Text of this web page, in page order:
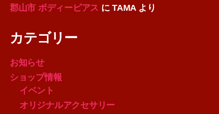
郡山市 ボディーピアス にTAMA より
カテゴリー
お知らせ
ショップ情報
イベント
オリジナルアクセサリー